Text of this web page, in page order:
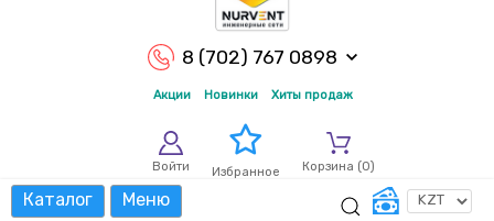
8 (702) 767 0898
Акции Новинки Хиты продаж
Войти Избранное Корзина (0)
Каталог Меню